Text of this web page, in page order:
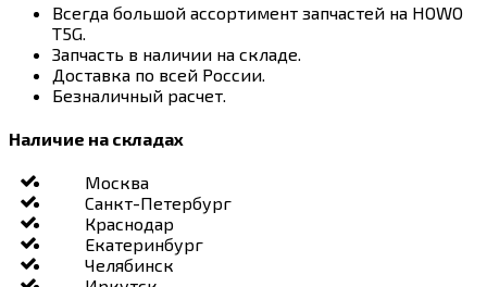
Всегда большой ассортимент запчастей на HOWO
T5G.
Запчасть в наличии на складе.
Доставка по всей России.
Безналичный расчет.
Наличие на складах
Москва
Санкт-Петербург
Краснодар
Екатеринбург
Челябинск